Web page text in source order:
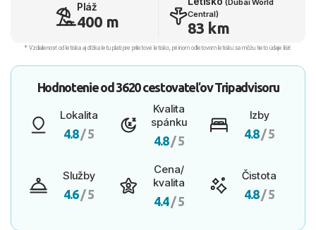
Pláž
400 m
(Dubai World
Central)
83 km
* Vzdialenosť od letiska aj dľžka letu platí pre príletové letisko, pri inom odletovom letisku sa môžu tieto údaje líšiť.
Hodnotenie od3620 cestovateľovTripadvisoru
Lokalita
4.8/ 5
Kvalita
spánku
4.8/ 5
Izby
4.8/ 5
Služby
4.6/ 5
Cena/
kvalita
4.4/ 5
Čistota
4.8/ 5